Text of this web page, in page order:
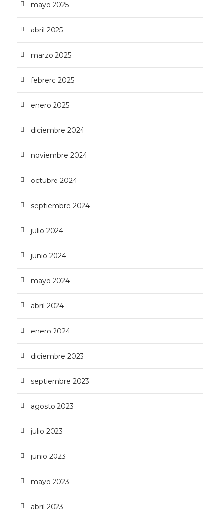
mayo 2025
abril 2025
marzo 2025
febrero 2025
enero 2025
diciembre 2024
noviembre 2024
octubre 2024
septiembre 2024
julio 2024
junio 2024
mayo 2024
abril 2024
enero 2024
diciembre 2023
septiembre 2023
agosto 2023
julio 2023
junio 2023
mayo 2023
abril 2023